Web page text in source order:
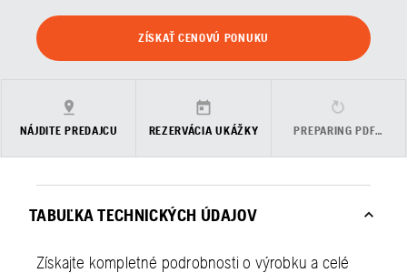
ZÍSKAŤ CENOVÚ PONUKU
NÁJDITE PREDAJCU REZERVÁCIA UKÁŽKY PREPARING PDF…
TABUĽKA TECHNICKÝCH ÚDAJOV
Získajte kompletné podrobnosti o výrobku a celé